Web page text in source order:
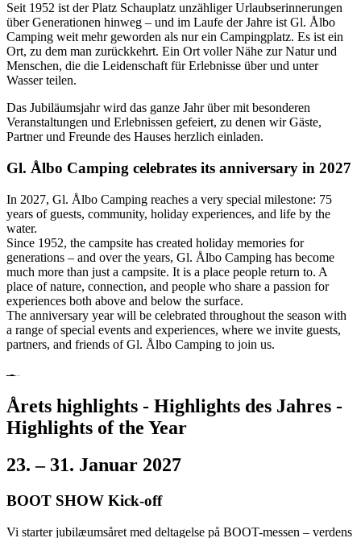
Seit 1952 ist der Platz Schauplatz unzähliger Urlaubserinnerungen
über Generationen hinweg – und im Laufe der Jahre ist Gl. Ålbo
Camping weit mehr geworden als nur ein Campingplatz. Es ist ein
Ort, zu dem man zurückkehrt. Ein Ort voller Nähe zur Natur und
Menschen, die die Leidenschaft für Erlebnisse über und unter
Wasser teilen.
Das Jubiläumsjahr wird das ganze Jahr über mit besonderen
Veranstaltungen und Erlebnissen gefeiert, zu denen wir Gäste,
Partner und Freunde des Hauses herzlich einladen.
Gl. Ålbo Camping celebrates its anniversary in 2027
In 2027, Gl. Ålbo Camping reaches a very special milestone: 75
years of guests, community, holiday experiences, and life by the
water.
Since 1952, the campsite has created holiday memories for
generations – and over the years, Gl. Ålbo Camping has become
much more than just a campsite. It is a place people return to. A
place of nature, connection, and people who share a passion for
experiences both above and below the surface.
The anniversary year will be celebrated throughout the season with
a range of special events and experiences, where we invite guests,
partners, and friends of Gl. Ålbo Camping to join us.
Årets highlights - Highlights des Jahres -
Highlights of the Year
23. – 31. Januar 2027
BOOT SHOW Kick-off
Vi starter jubilæumsåret med deltagelse på BOOT-messen – verdens